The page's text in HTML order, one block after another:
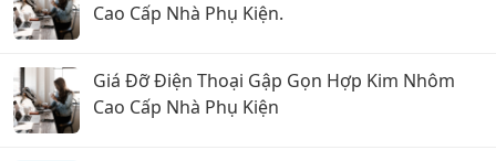
Cao Cấp Nhà Phụ Kiện.
Giá Đỡ Điện Thoại Gập Gọn Hợp Kim Nhôm
Cao Cấp Nhà Phụ Kiện